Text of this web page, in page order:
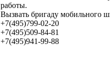
работы.
Вызвать бригаду мобильного
+7(495)799-02-20
+7(495)509-84-81
+7(495)941-99-88